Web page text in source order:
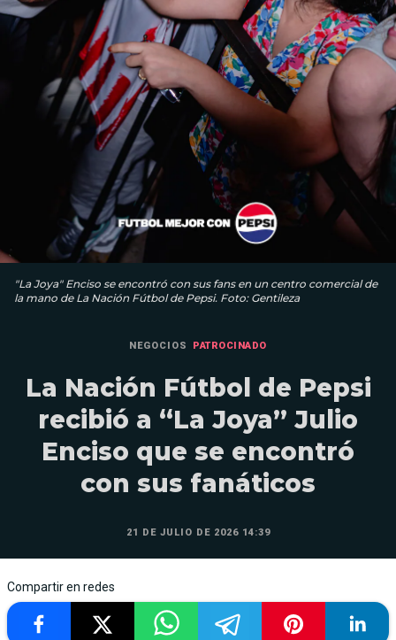
"La Joya" Enciso se encontró con sus fans en un centro comercial de
la mano de La Nación Fútbol de Pepsi. Foto: Gentileza
NEGOCIOS PATROCINADO
La Nación Fútbol de Pepsi
recibió a “La Joya” Julio
Enciso que se encontró
con sus fanáticos
21 DE JULIO DE 2026 14:39
Compartir en redes